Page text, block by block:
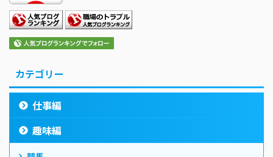
カテゴリー
仕事編
趣味編